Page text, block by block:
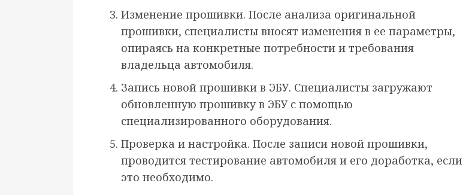
Изменение прошивки. После анализа оригинальной
прошивки, специалисты вносят изменения в ее параметры,
опираясь на конкретные потребности и требования
владельца автомобиля.
Запись новой прошивки в ЭБУ. Специалисты загружают
обновленную прошивку в ЭБУ с помощью
специализированного оборудования.
Проверка и настройка. После записи новой прошивки,
проводится тестирование автомобиля и его доработка, если
это необходимо.